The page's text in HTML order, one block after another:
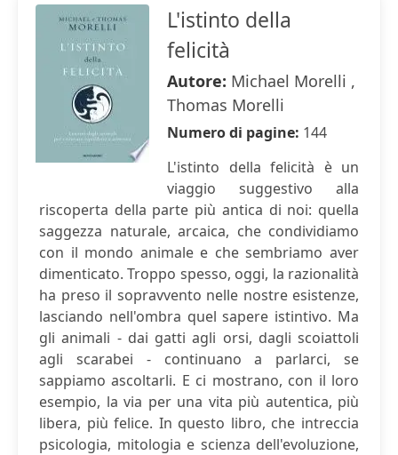
L'istinto della
felicità
Autore: Michael Morelli ,
Thomas Morelli
Numero di pagine: 144
L'istinto della felicità è un
viaggio suggestivo alla
riscoperta della parte più antica di noi: quella
saggezza naturale, arcaica, che condividiamo
con il mondo animale e che sembriamo aver
dimenticato. Troppo spesso, oggi, la razionalità
ha preso il sopravvento nelle nostre esistenze,
lasciando nell'ombra quel sapere istintivo. Ma
gli animali - dai gatti agli orsi, dagli scoiattoli
agli scarabei - continuano a parlarci, se
sappiamo ascoltarli. E ci mostrano, con il loro
esempio, la via per una vita più autentica, più
libera, più felice. In questo libro, che intreccia
psicologia, mitologia e scienza dell'evoluzione,